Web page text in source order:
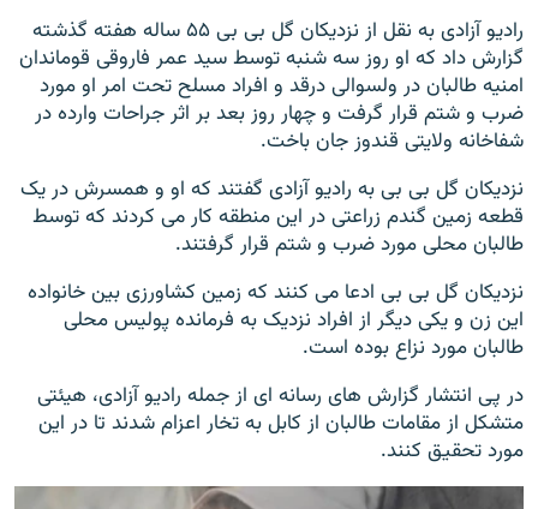
رادیو آزادی به نقل از نزدیکان گل بی بی ۵۵ ساله هفته گذشته
گزارش داد که او روز سه شنبه توسط سید عمر فاروقی قوماندان
امنیه طالبان در ولسوالی درقد و افراد مسلح تحت امر او مورد
ضرب و شتم قرار گرفت و چهار روز بعد بر اثر جراحات وارده در
شفاخانه ولایتی قندوز جان باخت.
نزدیکان گل بی بی به رادیو آزادی گفتند که او و همسرش در یک
قطعه زمین گندم زراعتی در این منطقه کار می کردند که توسط
طالبان محلی مورد ضرب و شتم قرار گرفتند.
نزدیکان گل بی بی ادعا می کنند که زمین کشاورزی بین خانواده
این زن و یکی دیگر از افراد نزدیک به فرمانده پولیس محلی
طالبان مورد نزاع بوده است.
در پی انتشار گزارش های رسانه ای از جمله رادیو آزادی، هیئتی
متشکل از مقامات طالبان از کابل به تخار اعزام شدند تا در این
مورد تحقیق کنند.